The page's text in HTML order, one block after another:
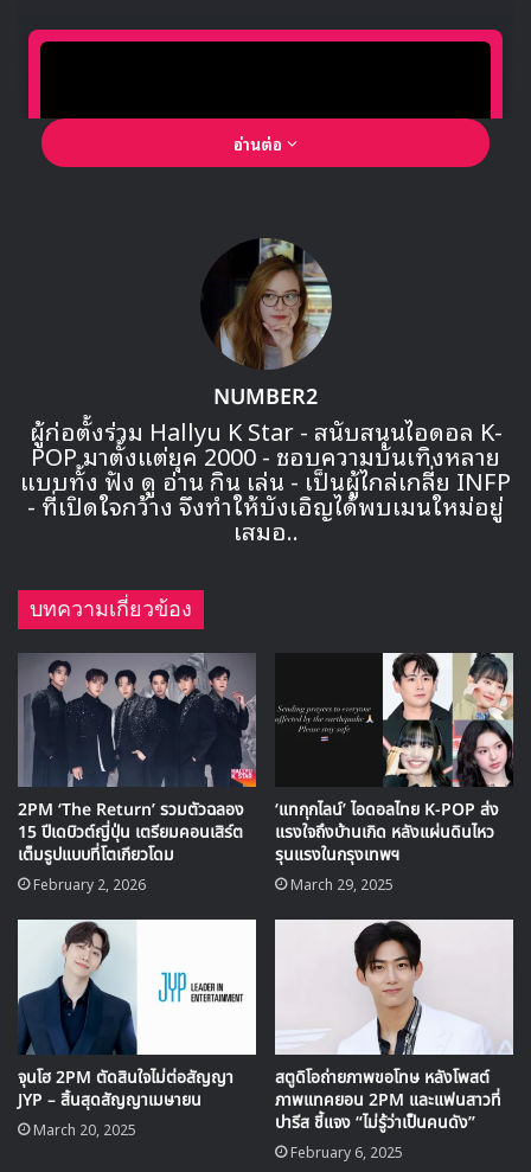
🎙GYUBIN ปลื้มเมืองไทยขนาดไหน? ถึงกลับมาถ่าย
MV เพลงใหม่ LIKE U 100 ที่กรุงเทพ
▶ คลิกดูสัมภาษณ์พิเศษ
: อัพเดต 22/01/2019
มา คือเพลง바보,비행기
437735424
JUNHO (2PM)
2ND SOLO BEST ALBUM
Lyric Card
2019. 1. 25 PM 6:00
#JUNHO
#이준호 #TWO
pic.twitter.com/OCYWrFs0uq
— 2PM (@follow_2PM)January 22,
อ่านต่อ
NUMBER2
ผู้ก่อตั้งร่วม Hallyu K Star - สนับสนุนไอดอล K-
POP มาตั้งแต่ยุค 2000 - ชอบความบันเทิงหลาย
แบบทั้ง ฟัง ดู อ่าน กิน เล่น - เป็นผู้ไกล่เกลี่ย INFP
- ที่เปิดใจกว้าง จึงทำให้บังเอิญได้พบเมนใหม่อยู่
เสมอ..
บทความเกี่ยวข้อง
2PM ‘The Return’ รวมตัวฉลอง
15 ปีเดบิวต์ญี่ปุ่น เตรียมคอนเสิร์ต
เต็มรูปแบบที่โตเกียวโดม
February 2, 2026
‘แทกุกไลน์’ ไอดอลไทย K-POP ส่ง
แรงใจถึงบ้านเกิด หลังแผ่นดินไหว
รุนแรงในกรุงเทพฯ
March 29, 2025
จุนโฮ 2PM ตัดสินใจไม่ต่อสัญญา
JYP – สิ้นสุดสัญญาเมษายน
March 20, 2025
สตูดิโอถ่ายภาพขอโทษ หลังโพสต์
ภาพแทคยอน 2PM และแฟนสาวที่
ปารีส ชี้แจง “ไม่รู้ว่าเป็นคนดัง”
February 6, 2025